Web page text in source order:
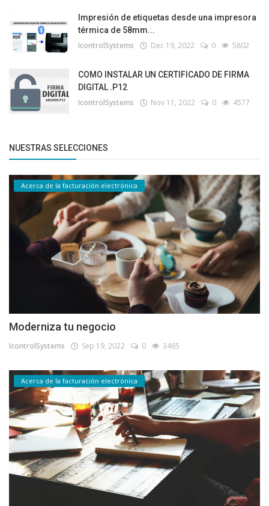
Impresión de etiquetas desde una impresora
térmica de 58mm...
IcontrolSystems Dec 19, 2022 0 5802
COMO INSTALAR UN CERTIFICADO DE FIRMA
DIGITAL .P12
IcontrolSystems Nov 11, 2022 0 4577
NUESTRAS SELECCIONES
Acerca de la facturación electrónica
Moderniza tu negocio
IcontrolSystems Sep 19, 2022 0 3465
Acerca de la facturación electrónica